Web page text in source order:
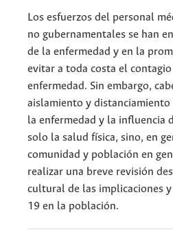
Los esfuerzos del personal
no gubernamentales se han
de la enfermedad y en la
evitar a toda costa el
enfermedad. Sin embargo,
aislamiento y
la enfermedad y la influencia
solo la salud física, sino, en
comunidad y población en
realizar una breve revisión
cultural de las implicaciones
19 en la población.